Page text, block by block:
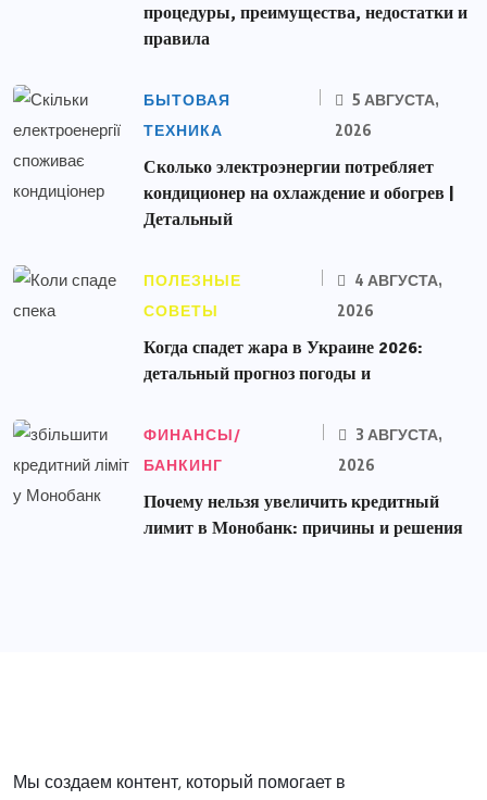
процедуры, преимущества, недостатки и
правила
БЫТОВАЯ
ТЕХНИКА
5 АВГУСТА,
2026
Сколько электроэнергии потребляет
кондиционер на охлаждение и обогрев |
Детальный
ПОЛЕЗНЫЕ
СОВЕТЫ
4 АВГУСТА,
2026
Когда спадет жара в Украине 2026:
детальный прогноз погоды и
ФИНАНСЫ/
БАНКИНГ
3 АВГУСТА,
2026
Почему нельзя увеличить кредитный
лимит в Монобанк: причины и решения
Мы создаем контент, который помогает в